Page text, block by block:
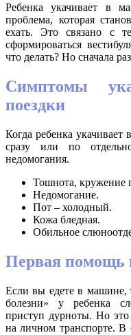
Ребенка укачивает в
проблема, которая
ехать. Это связано с
сформироваться
что делать? Но сначала
Симптомы
поездки
Когда ребенка
сразу или по
недомогания.
Тошнота, кружение
Недомогание.
Пот – холодный.
Кожа бледная.
Обильное
Первая помощь
Если вы едете в машине,
болезни» у ребенка
приступ дурноты. Но
на личном транспорте. В